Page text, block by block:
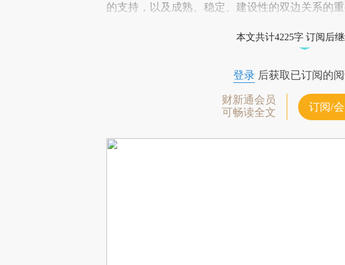
的支持，以及成熟、稳定、建设性的双边关系的重
本文共计4225字 订阅后
登录后获取已订阅的
财新通会员
可畅读全文
订阅/